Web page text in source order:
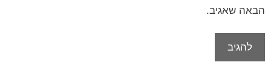
הבאה שאגיב.